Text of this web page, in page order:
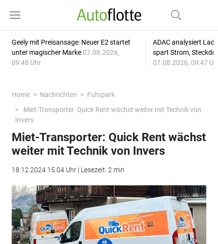
Geely mit Preisansage: Neuer E2 startet
unter magischer Marke 07.08.2026,
09:48 Uhr
ADAC analysiert
spart Strom,
07.08.2026, 09:47
Home Nachrichten
Fuhrpark
Miet-Transporter: Quick Rent wächst weiter mit Technik von
Invers
Miet-Transporter: Quick Rent wächst
weiter mit Technik von Invers
18.12.2024 15:04 Uhr | Lesezeit: 2 min